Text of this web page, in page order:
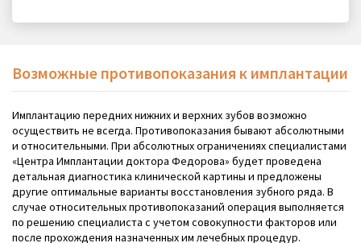
Возможные противопоказания к имплантации
Имплантацию передних нижних и верхних зубов возможно
осуществить не всегда. Противопоказания бывают абсолютными
и относительными. При абсолютных ограничениях специалистами
«Центра Имплантации доктора Федорова» будет проведена
детальная диагностика клинической картины и предложены
другие оптимальные варианты восстановления зубного ряда. В
случае относительных противопоказаний операция выполняется
по решению специалиста с учетом совокупности факторов или
после прохождения назначенных им лечебных процедур.